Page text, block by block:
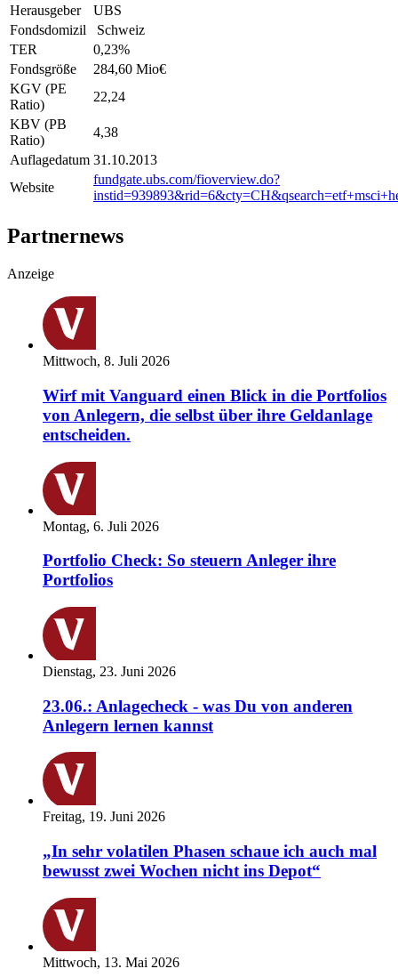
Herausgeber
UBS
Fondsdomizil
Schweiz
TER
0,23%
Fondsgröße
284,60 Mio€
KGV (PE
Ratio)
22,24
KBV (PB
Ratio)
4,38
Auflagedatum 31.10.2013
Website
fundgate.ubs.com/fioverview.do?
Partnernews
Anzeige
Mittwoch, 8. Juli 2026
Wirf mit Vanguard einen Blick in die Portfolios
von Anlegern, die selbst über ihre Geldanlage
entscheiden.
Montag, 6. Juli 2026
Portfolio Check: So steuern Anleger ihre
Portfolios
Dienstag, 23. Juni 2026
23.06.: Anlagecheck - was Du von anderen
Anlegern lernen kannst
Freitag, 19. Juni 2026
„In sehr volatilen Phasen schaue ich auch mal
bewusst zwei Wochen nicht ins Depot“
Mittwoch, 13. Mai 2026